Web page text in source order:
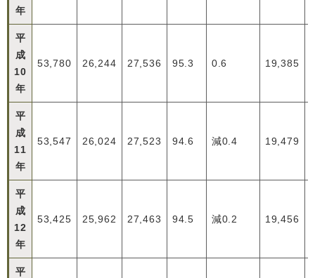
年
平
成
10
年
53,780 26,244 27,536 95.3 0.6 19,385
平
成
11
年
53,547 26,024 27,523 94.6 減0.4 19,479
平
成
12
年
53,425 25,962 27,463 94.5 減0.2 19,456
平